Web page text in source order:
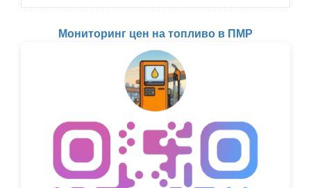
Мониторинг цен на топливо в ПМР